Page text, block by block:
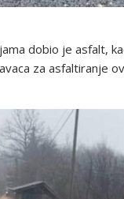
dobio je asfalt,
za asfaltiranje